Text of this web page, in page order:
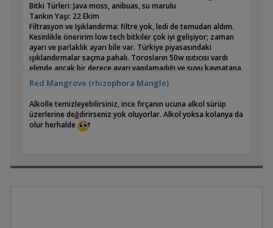
2. Hafta:
1. Ay
Bitki Türleri: Java moss, anibuas, su marulu
Tankın Yaşı: 22 Ekim
Filtrasyon ve Işıklandırma: filtre yok, ledi de temudan aldım.
Kesinlikle öneririm low tech bitkiler çok iyi gelişiyor; zaman
ayarı ve parlaklık ayarı bile var. Türkiye piyasasındaki
ışıklandırmalar saçma pahalı. Torosların 50w ısıtıcısı vardı
elimde ancak bir derece ayarı yapılamadığı ve suyu kaynatana
kadar asla durmayacağı için termostat modülü ekledim
(w1209 kart). İstediğim dereceye geldiğinde ısıtıcı
kendiliğinden kapanıyor.
Tasarım ve Dekorasyon: Anibuas'ı üstünde dinlenir diye
eklemiştim ancak bizimkisi suda dümdüz asılı durmayı sevdiği
için asla bir yere yaslanmıyor. Anibuası çıkarıp elodea ekleme
Red Mangrove (rhizophora Mangle)
Alkolle temizleyebilirsiniz, ince fırçanın ucuna alkol sürüp
üzerlerine değdirirseniz yok oluyorlar. Alkol yoksa kolanya da
olur herhalde